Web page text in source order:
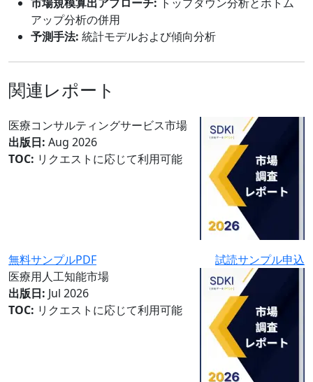
アップ分析の併用
予測手法: 統計モデルおよび傾向分析
関連レポート
医療コンサルティングサービス市場
出版日: Aug 2026
TOC: リクエストに応じて利用可能
無料サンプルPDF
試読サンプル申込
医療用人工知能市場
出版日: Jul 2026
TOC: リクエストに応じて利用可能